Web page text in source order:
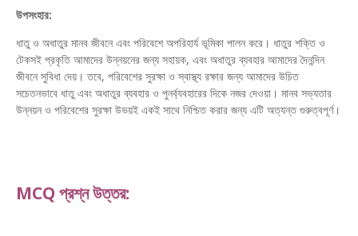
উপসংহার:
ধাতু ও অধাতুর মানব জীবনে এবং পরিবেশে অপরিহার্য ভূমিকা পালন করে। ধাতুর শক্তি ও
টেকসই প্রকৃতি আমাদের উন্নয়নের জন্য সহায়ক, এবং অধাতুর ব্যবহার আমাদের দৈনন্দিন
জীবনে সুবিধা দেয়। তবে, পরিবেশের সুরক্ষা ও স্বাস্থ্য রক্ষার জন্য আমাদের উচিত
সচেতনভাবে ধাতু এবং অধাতুর ব্যবহার ও পুনর্ব্যবহারের দিকে নজর দেওয়া। মানব সভ্যতার
উন্নয়ন ও পরিবেশের সুরক্ষা উভয়ই একই সাথে নিশ্চিত করার জন্য এটি অত্যন্ত গুরুত্বপূর্ণ।
MCQ প্রশ্ন উত্তর: